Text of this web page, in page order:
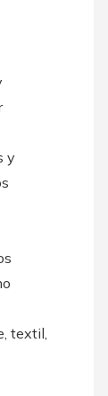
y
textil,